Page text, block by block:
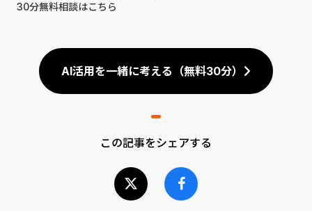
30分無料相談はこちら
AI活用を一緒に考える（無料30分）
この記事をシェアする